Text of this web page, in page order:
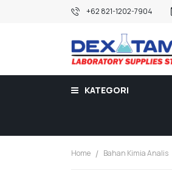
+62 821-1202-7904
KATEGORI
Home Bahan Kimia Analis